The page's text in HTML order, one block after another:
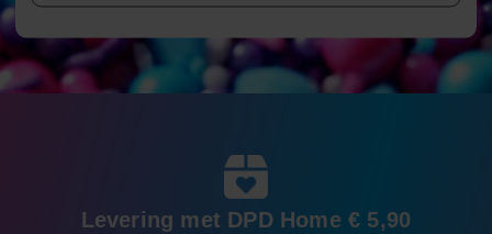
Levering met DPD Home € 5,90